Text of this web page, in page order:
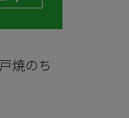
焼のち